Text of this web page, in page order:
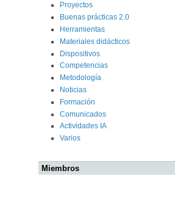
Proyectos
Buenas prácticas 2.0
Herramientas
Materiales didácticos
Dispositivos
Competencias
Metodología
Noticias
Formación
Comunicados
Actividades IA
Varios
Miembros